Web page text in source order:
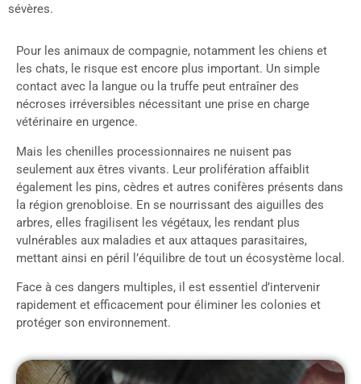
sévères.
Pour les animaux de compagnie, notamment les chiens et
les chats, le risque est encore plus important. Un simple
contact avec la langue ou la truffe peut entraîner des
nécroses irréversibles nécessitant une prise en charge
vétérinaire en urgence.
Mais les chenilles processionnaires ne nuisent pas
seulement aux êtres vivants. Leur prolifération affaiblit
également les pins, cèdres et autres conifères présents dans
la région grenobloise. En se nourrissant des aiguilles des
arbres, elles fragilisent les végétaux, les rendant plus
vulnérables aux maladies et aux attaques parasitaires,
mettant ainsi en péril l’équilibre de tout un écosystème local.
Face à ces dangers multiples, il est essentiel d’intervenir
rapidement et efficacement pour éliminer les colonies et
protéger son environnement.